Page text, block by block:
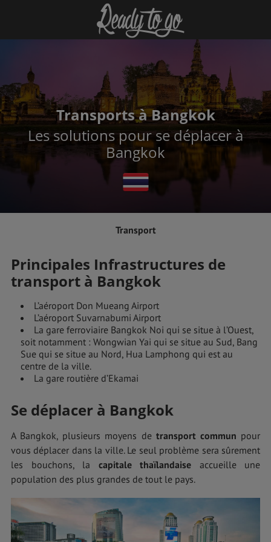
Transports à Bangkok
Les solutions pour se déplacer à
Bangkok
Transport
Principales Infrastructures de
transport à Bangkok
L’aéroport Don Mueang Airport
L’aéroport Suvarnabumi Airport
La gare ferroviaire Bangkok Noi qui se situe à l’Ouest,
soit notamment : Wongwian Yai qui se situe au Sud, Bang
Sue qui se situe au Nord, Hua Lamphong qui est au
centre de la ville.
La gare routière d’Ekamai
Se déplacer à Bangkok
A Bangkok, plusieurs moyens de transport commun pour
vous déplacer dans la ville. Le seul problème sera sûrement
les bouchons, la capitale thaïlandaise accueille une
population des plus grandes de tout le pays.